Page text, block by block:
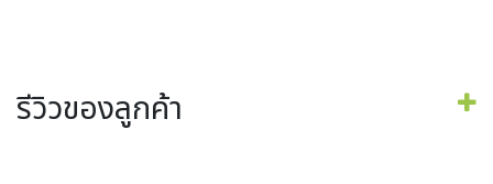
รีวิวของลูกค้า